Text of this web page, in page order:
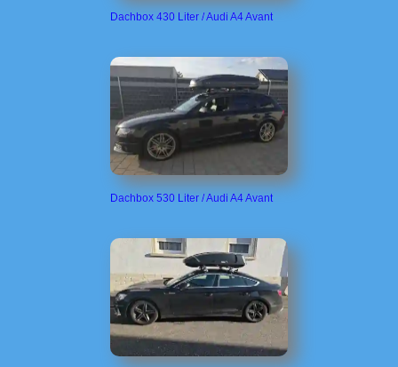
Dachbox 430 Liter / Audi A4 Avant
Dachbox 530 Liter / Audi A4 Avant